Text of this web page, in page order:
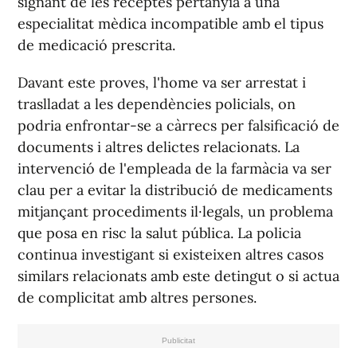
especialitat mèdica incompatible amb el tipus
de medicació prescrita.
Davant este proves, l'home va ser arrestat i
traslladat a les dependències policials, on
podria enfrontar-se a càrrecs per falsificació de
documents i altres delictes relacionats. La
intervenció de l'empleada de la farmàcia va ser
clau per a evitar la distribució de medicaments
mitjançant procediments il·legals, un problema
que posa en risc la salut pública. La policia
continua investigant si existeixen altres casos
similars relacionats amb este detingut o si actua
de complicitat amb altres persones.